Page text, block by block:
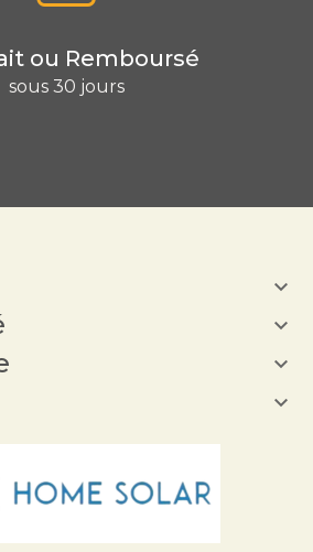
ou Remboursé
sous 30 jours



